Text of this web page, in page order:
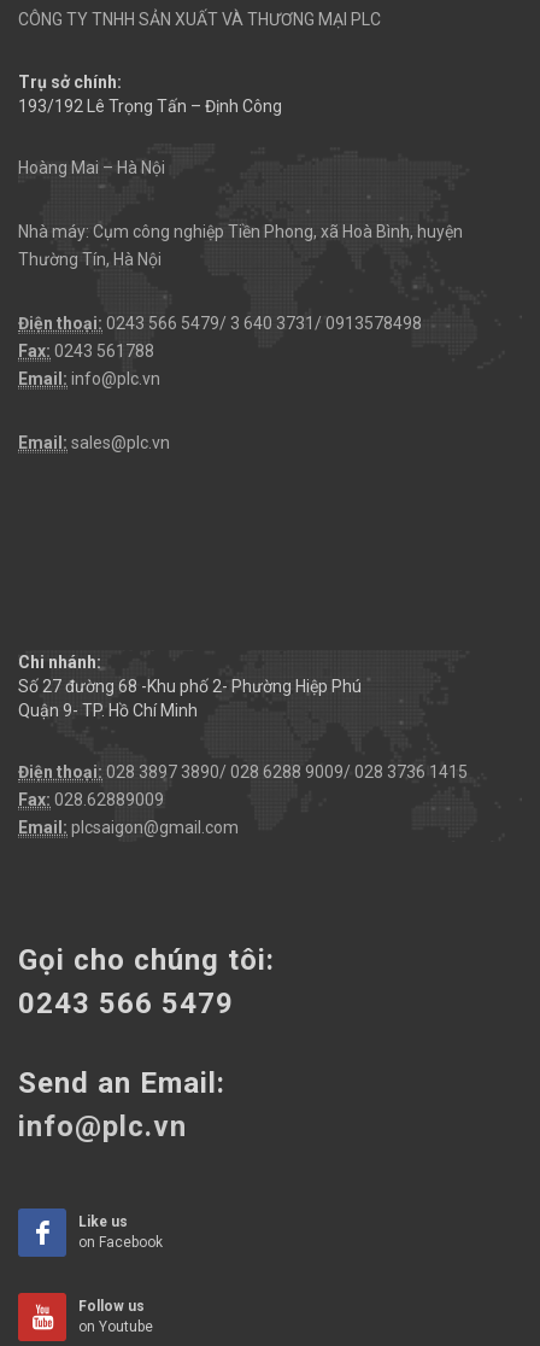
CÔNG TY TNHH SẢN XUẤT VÀ THƯƠNG MẠI PLC
Trụ sở chính:
193/192 Lê Trọng Tấn – Định Công
Hoàng Mai – Hà Nội
Nhà máy: Cụm công nghiệp Tiền Phong, xã Hoà Bình, huyện
Thường Tín, Hà Nội
Điện thoại: 0243 566 5479/ 3 640 3731/ 0913578498
Fax: 0243 561788
Email: info@plc.vn
Email: sales@plc.vn
Chi nhánh:
Số 27 đường 68 -Khu phố 2- Phường Hiệp Phú
Quận 9- TP. Hồ Chí Minh
Điện thoại: 028 3897 3890/ 028 6288 9009/ 028 3736 1415
Fax: 028.62889009
Email: plcsaigon@gmail.com
Gọi cho chúng tôi:
0243 566 5479
Send an Email:
info@plc.vn
Like us
on Facebook
Follow us
on Youtube